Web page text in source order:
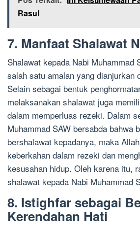
Rasul
7. Manfaat Shalawat
Shalawat kepada Nabi Muhammad
salah satu amalan yang dianjurkan
Selain sebagai bentuk
melaksanakan shalawat juga
dalam memperluas rezeki. Dalam
Muhammad SAW bersabda bahwa
bershalawat kepadanya, maka
keberkahan dalam rezeki dan
kesusahan hidup. Oleh karena itu,
shalawat kepada Nabi Muhammad
8. Istighfar sebagai
Kerendahan Hati